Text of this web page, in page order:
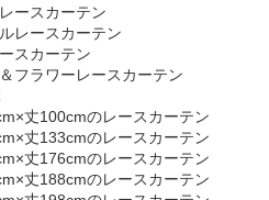
ースカーテン
レースカーテン
スカーテン
フラワーレースカーテン
丈100cmのレースカーテン
丈133cmのレースカーテン
丈176cmのレースカーテン
丈188cmのレースカーテン